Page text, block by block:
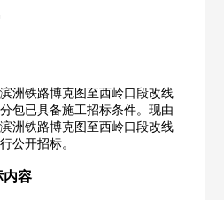
洲铁路博克图至西岭口段改线
包已具备施工招标条件。现由
洲铁路博克图至西岭口段改线
公开招标。
容